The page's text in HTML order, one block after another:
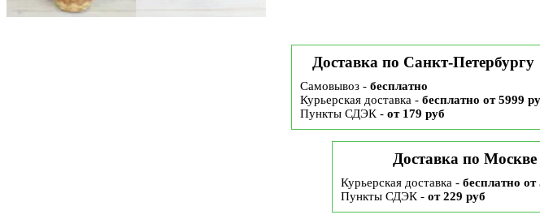
Доставка по Санкт-Петербургу
Самовывоз - бесплатно
Курьерская доставка - бесплатно от 5999
Пункты СДЭК - от 179 руб
Доставка по Москве
Курьерская доставка - бесплатно от
Пункты СДЭК - от 229 руб